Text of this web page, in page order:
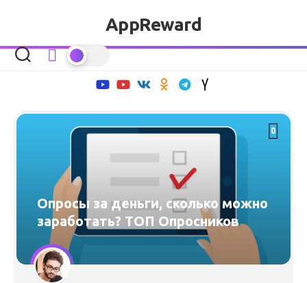
AppReward
0
Опросы за деньги, сколько можно
заработать? ТОП Опросников